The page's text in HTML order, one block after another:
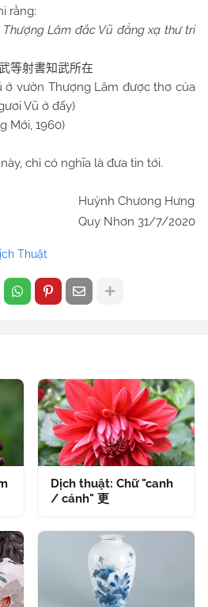
rằng:
Lâm đắc Vũ đẳng xạ thư tri
等射書知武所在
Thượng Lâm được thơ của
Vũ ở đấy)
Mới, 1960)
này, chỉ có nghĩa là đưa tin tới.
Hưng
31/7/2020
Thuật
Dịch thuật: Chữ "canh
/ cánh" 更